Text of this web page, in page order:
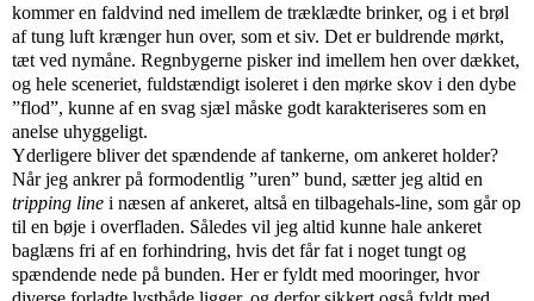
kommer en faldvind ned imellem de træklædte brinker, og i et brøl
af tung luft krænger hun over, som et siv. Det er buldrende mørkt,
tæt ved nymåne. Regnbygerne pisker ind imellem hen over dækket,
og hele sceneriet, fuldstændigt isoleret i den mørke skov i den dybe
”flod”, kunne af en svag sjæl måske godt karakteriseres som en
anelse uhyggeligt.
Yderligere bliver det spændende af tankerne, om ankeret holder?
Når jeg ankrer på formodentlig ”uren” bund, sætter jeg altid en
tripping line i næsen af ankeret, altså en tilbagehals-line, som går op
til en bøje i overfladen. Således vil jeg altid kunne hale ankeret
baglæns fri af en forhindring, hvis det får fat i noget tungt og
spændende nede på bunden. Her er fyldt med mooringer, hvor